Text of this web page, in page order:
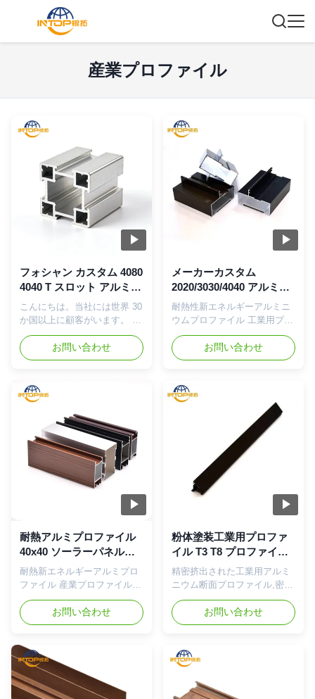
産業プロファイル
フォシャン カスタム 4080
4040 T スロット アルミニ
ウム エクストルーション
プロフィール
こんにちは。当社には世界 30
か国以上に顧客がいます。 私
たちが創業以来守り続けてき
たのは、 顧客第一のサービス
姿勢により、顧客の信頼と賞
協力的な雰囲気の中で、多く
のプロジェクトが完了しまし
た。 材質と気質 アルミニウ
ム合金 6063-T5、6061-T6 フ
ィルム規格 アルマイト：7～
23μ、粉体塗装：60～120μ、
電気泳動膜：12～25μ。 色 シ
ルバー、シャンパン、ブロン
ズ、ゴールデン、ブラック、
サンドコーティング、陽極酸
化酸およびアルカリまたはカ
スタマイズ。 応用 建築と建
設と装飾。 プロファイルの種
ロファイル...
お問い合わせ
メーカーカスタム
2020/3030/4040 アルミニ
ウム合金プロファイル
6063 工業用プロファイル
耐熱性新エネルギーアルミニ
ウムプロファイル 工業用プロ
ファイル 高温耐性 優れた導
電性 ソーラーパネルフレーム
高精度押出成形された工業用
ファイル。高温耐性と優れた
導電性を備え、ソーラーパネ
ルブラケットや自動化装置フ
レーム用に特別に設計されて
います。タイトな公差
（±0.1mm）と耐摩耗性表面
を備え、優れた性能を発揮し
ます。 製品概要 鉄道車両構
造や工業用途向けに設計され
た、環境に優しいリサイクル
イル。コスト効率の高い国際
標準アルミニウム材料で作ら
れた防火性能を備えていま
す。互換性のあるアクセサリ
ーにより、ロボット保護...
お問い合わせ
耐熱アルミプロファイル
40x40 ソーラーパネルブ
ラケット用
耐熱新エネルギーアルミプロ
ファイル 産業プロファイル
高温耐性 優れた導電性 太陽
光パネルフレーム 高温耐性と
優れた伝導性を持つ精密挤出
面プロファイル,太陽光パネル
支架と自動化機器のフレーム
のために特別に設計されてい
ます.特徴 厳格な許容度
お問い合わせ
粉体塗装工業用プロファ
イル T3 T8 プロファイル
セクション アルミニウム
精密挤出された工業用アルミ
ニウム断面プロファイル,密度
の高い容量 (±0.1mm) と耐磨
性のある表面,自動化機器の枠
用 電子機器のホイジングのた
ムレス組立 耐久性のあるアル
ミプロファイルで,耐老化密封
剤と熱隔離構造を備えており,
農業温室用途のために特別に
お問い合わせ